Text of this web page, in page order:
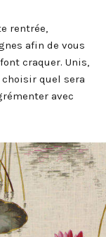
rentrée,
afin de vous
craquer. Unis,
choisir quel sera
avec